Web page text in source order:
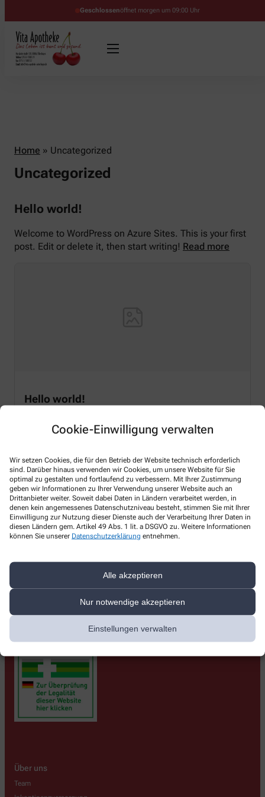
Cookie-Einwilligung verwalten
Wir setzen Cookies, die für den Betrieb der Website technisch erforderlich
sind. Darüber hinaus verwenden wir Cookies, um unsere Website für Sie
optimal zu gestalten und fortlaufend zu verbessern. Mit Ihrer Zustimmung
geben wir Informationen zu Ihrer Verwendung unserer Website auch an
Drittanbieter weiter. Soweit dabei Daten in Ländern verarbeitet werden, in
denen kein angemessenes Datenschutzniveau besteht, stimmen Sie mit Ihrer
Einwilligung zur Nutzung dieser Dienste auch der Verarbeitung Ihrer Daten in
diesen Ländern gem. Artikel 49 Abs. 1 lit. a DSGVO zu. Weitere Informationen
können Sie unserer Datenschutzerklärung entnehmen.
Alle akzeptieren
Nur notwendige akzeptieren
Einstellungen verwalten
Geschlossenöffnet morgen um 09:00 Uhr
Home » Uncategorized
Uncategorized
Hello world!
Welcome to WordPress on Azure Sites. This is your first
post. Edit or delete it, then start writing! Read more
Hello world!
Welcome to WordPress on Azure Sites. This is your first
post. Edit or delete it, then start writing!
Kontakt
+49-7551/30 81 32
Über uns
Team